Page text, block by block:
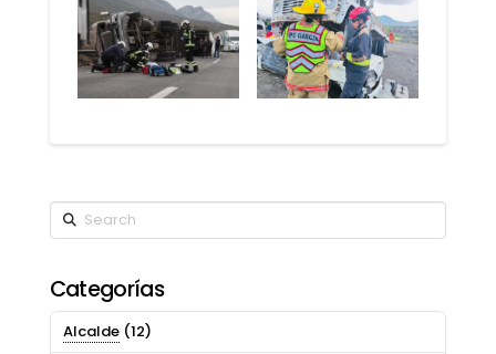
Search
Categorías
Alcalde(12)